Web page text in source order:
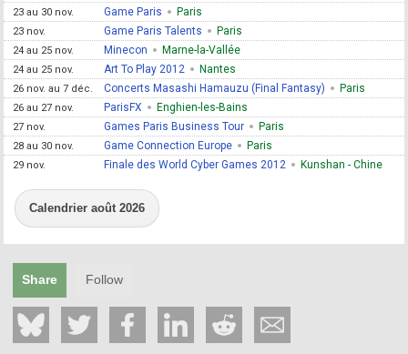
23 au 30 nov. Game Paris Paris
23 nov. Game Paris Talents Paris
24 au 25 nov. Minecon Marne-la-Vallée
24 au 25 nov. Art To Play 2012 Nantes
26 nov. au 7 déc. Concerts Masashi Hamauzu (Final Fantasy) Paris
26 au 27 nov. ParisFX Enghien-les-Bains
27 nov. Games Paris Business Tour Paris
28 au 30 nov. Game Connection Europe Paris
29 nov. Finale des World Cyber Games 2012 Kunshan - Chine
Calendrier août 2026
Share Follow